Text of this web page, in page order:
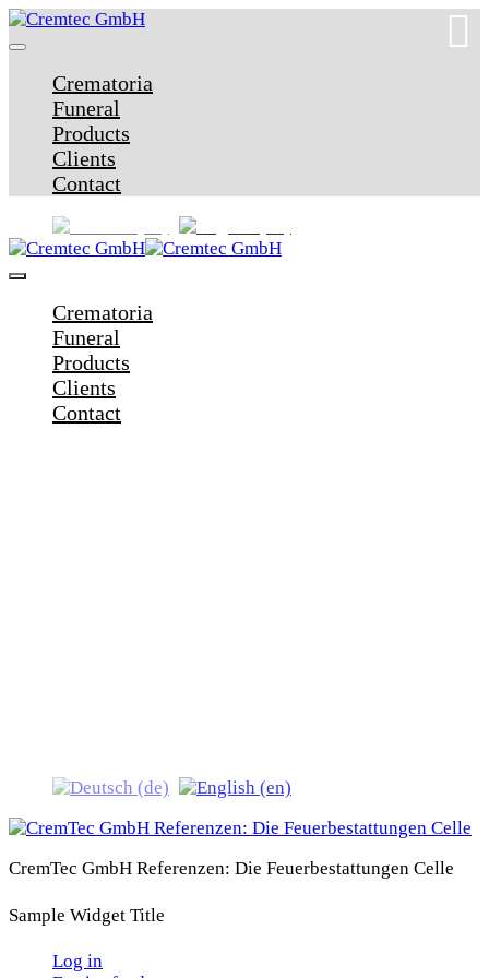
Crematoria
Funeral
Products
Clients
Contact
Crematoria
Funeral
Products
Clients
Contact
CremTec GmbH Referenzen: Die Feuerbestattungen Celle
Sample Widget Title
Log in